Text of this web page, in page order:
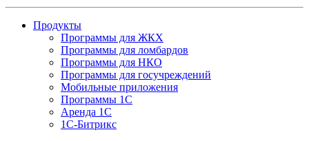
Продукты
Программы для ЖКХ
Программы для ломбардов
Программы для НКО
Программы для госучреждений
Мобильные приложения
Программы 1С
Аренда 1С
1С-Битрикс